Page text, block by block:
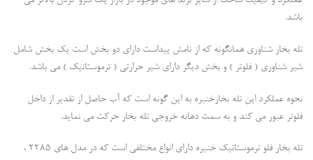
باشد.
تله بخار شناوری همانگونه که از نامش پیداست دارای دو بخش است یک بخش شامل
شیر شناوری ( فلوتر ) و بخش دیگر دارای شیر حرارتی ( ترموستاتیک ) می باشد.
نحوه عملکرد این تله بخارخنبره به این گونه است که آب حاصل از تقدیر از داخل
فلوتر عبور می کند و به سمت دهانه خروجی تله بخار حرکت می نماید.
تله بخار فلو ترموستاتیک خنبره دارای انواع مختلفی است که در مدل های 2285 ،